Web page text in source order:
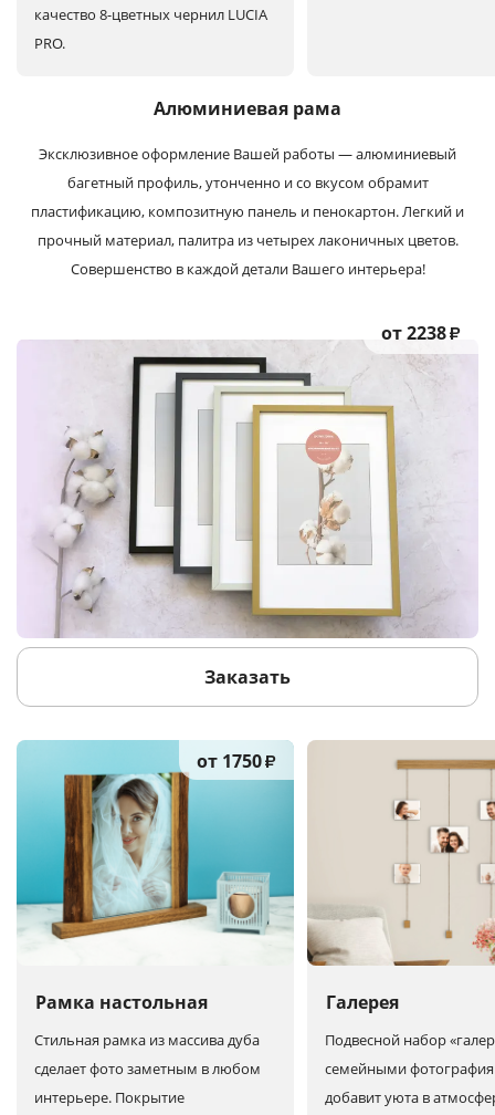
качество 8-цветных чернил LUCIA
PRO.
Алюминиевая рама
Эксклюзивное оформление Вашей работы — алюминиевый
багетный профиль, утонченно и со вкусом обрамит
пластификацию, композитную панель и пенокартон. Легкий и
прочный материал, палитра из четырех лаконичных цветов.
Совершенство в каждой детали Вашего интерьера!
от 2238₽
Заказать
Рамка настольная
от 1750₽
Стильная рамка из массива дуба
сделает фото заметным в любом
интерьере. Покрытие
Галерея
Подвесной набор
семейными
добавит уюта в